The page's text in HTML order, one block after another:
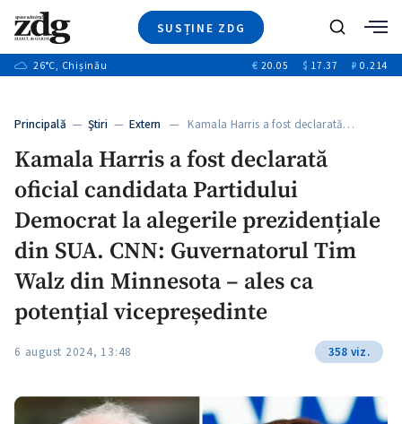
SUSȚINE ZDG
Ştiri
+9
Video
Special
+1
Blog
ZdGust
Caută
26°C, Chișinău € 20.05 $ 17.37 ₽ 0.214
Principală — Ştiri — Extern — Kamala Harris a fost declarată…
Kamala Harris a fost declarată
oficial candidata Partidului
Democrat la alegerile prezidențiale
din SUA. CNN: Guvernatorul Tim
Walz din Minnesota – ales ca
potențial vicepreședinte
6 august 2024, 13:48 358 viz.